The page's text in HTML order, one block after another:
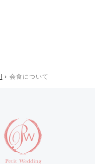
会食について